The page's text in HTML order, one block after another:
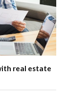
real estate